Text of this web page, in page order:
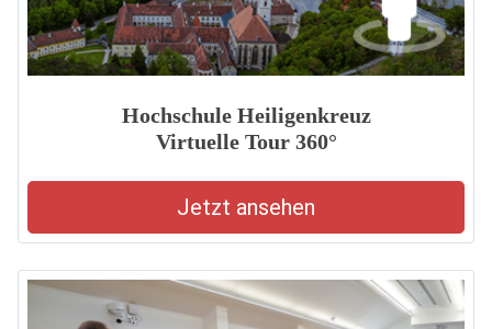
Hochschule Heiligenkreuz
Virtuelle Tour 360°
Jetzt ansehen